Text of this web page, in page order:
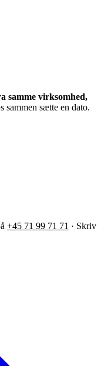
samme virksomhed,
sammen sætte en dato.
+45 71 99 71 71 · Skriv